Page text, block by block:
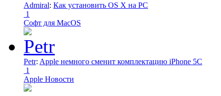
Admiral: Как установить OS X на PC
1
Софт для MacOS
Petr: Apple немного сменит комплектацию iPhone 5C
1
Apple Новости